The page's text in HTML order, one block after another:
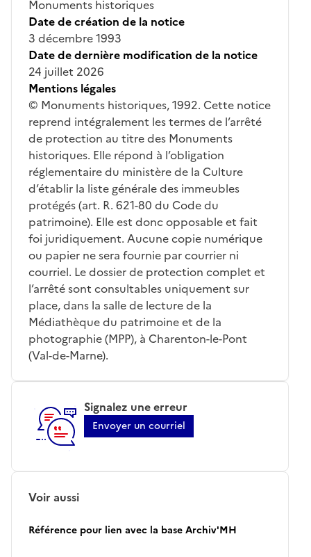
Monuments historiques
Date de création de la notice
3 décembre 1993
Date de dernière modification de la notice
24 juillet 2026
Mentions légales
© Monuments historiques, 1992. Cette notice
reprend intégralement les termes de l’arrêté
de protection au titre des Monuments
historiques. Elle répond à l’obligation
réglementaire du ministère de la Culture
d’établir la liste générale des immeubles
protégés (art. R. 621-80 du Code du
patrimoine). Elle est donc opposable et fait
foi juridiquement. Aucune copie numérique
ou papier ne sera fournie par courrier ni
courriel. Le dossier de protection complet et
l’arrêté sont consultables uniquement sur
place, dans la salle de lecture de la
Médiathèque du patrimoine et de la
photographie (MPP), à Charenton-le-Pont
(Val-de-Marne).
Signalez une erreur
Envoyer un courriel
Voir aussi
Référence pour lien avec la base Archiv'MH